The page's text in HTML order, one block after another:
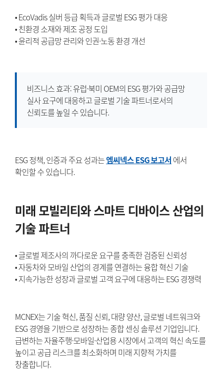
• EcoVadis 실버 등급 획득과 글로벌 ESG 평가 대응
• 친환경 소재와 제조 공정 도입
• 윤리적 공급망 관리와 인권·노동 환경 개선
비즈니스 효과: 유럽·북미 OEM의 ESG 평가와 공급망
실사 요구에 대응하고 글로벌 기술 파트너로서의
신뢰도를 높일 수 있습니다.
ESG 정책, 인증과 주요 성과는엠씨넥스 ESG 보고서 에서
확인할 수 있습니다.
미래 모빌리티와 스마트 디바이스 산업의
기술 파트너
• 글로벌 제조사의 까다로운 요구를 충족한 검증된 신뢰성
• 자동차와 모바일 산업의 경계를 연결하는 융합 혁신 기술
• 지속가능한 성장과 글로벌 고객 요구에 대응하는 ESG 경쟁력
MCNEX는 기술 혁신, 품질 신뢰, 대량 양산, 글로벌 네트워크와
ESG 경영을 기반으로 성장하는 종합 센싱 솔루션 기업입니다.
급변하는 자율주행·모바일·산업용 시장에서 고객의 혁신 속도를
높이고 공급 리스크를 최소화하며 미래 지향적 가치를
창출합니다.